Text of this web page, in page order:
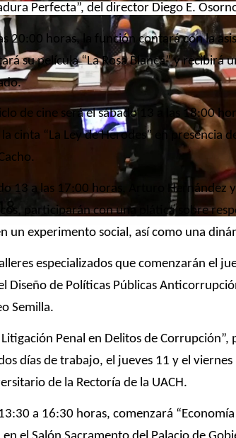
Perfecta”, del director Diego E.
20:00 horas, la función contará con la
su película “La Rosa Blanca” y recibirá
de cine será el sábado 13 a las 18:00
cinta “La Ley de Herodes” en presencia
13 a las 17:00 horas, Arturo Hernández
participarán con una plática sobre
un experimento social, así como una
especializados que comenzarán el
Diseño de Políticas Públicas
Semilla.
Penal en Delitos de Corrupción”,
días de trabajo, el jueves 11 y el
de la Rectoría de la UACH.
a 16:30 horas, comenzará